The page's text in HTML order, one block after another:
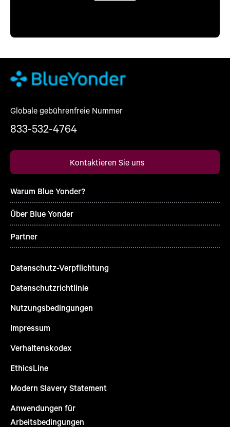
Globale gebührenfreie Nummer
833-532-4764
Kontaktieren Sie uns
Warum Blue Yonder?
Über Blue Yonder
Partner
Datenschutz-Verpflichtung
Datenschutzrichtlinie
Nutzungsbedingungen
Impressum
Verhaltenskodex
EthicsLine
Modern Slavery Statement
Anwendungen für
Arbeitsbedingungen